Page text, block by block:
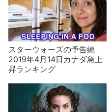
スターウォーズの予告編
2019年4月14日カナダ急上
昇ランキング